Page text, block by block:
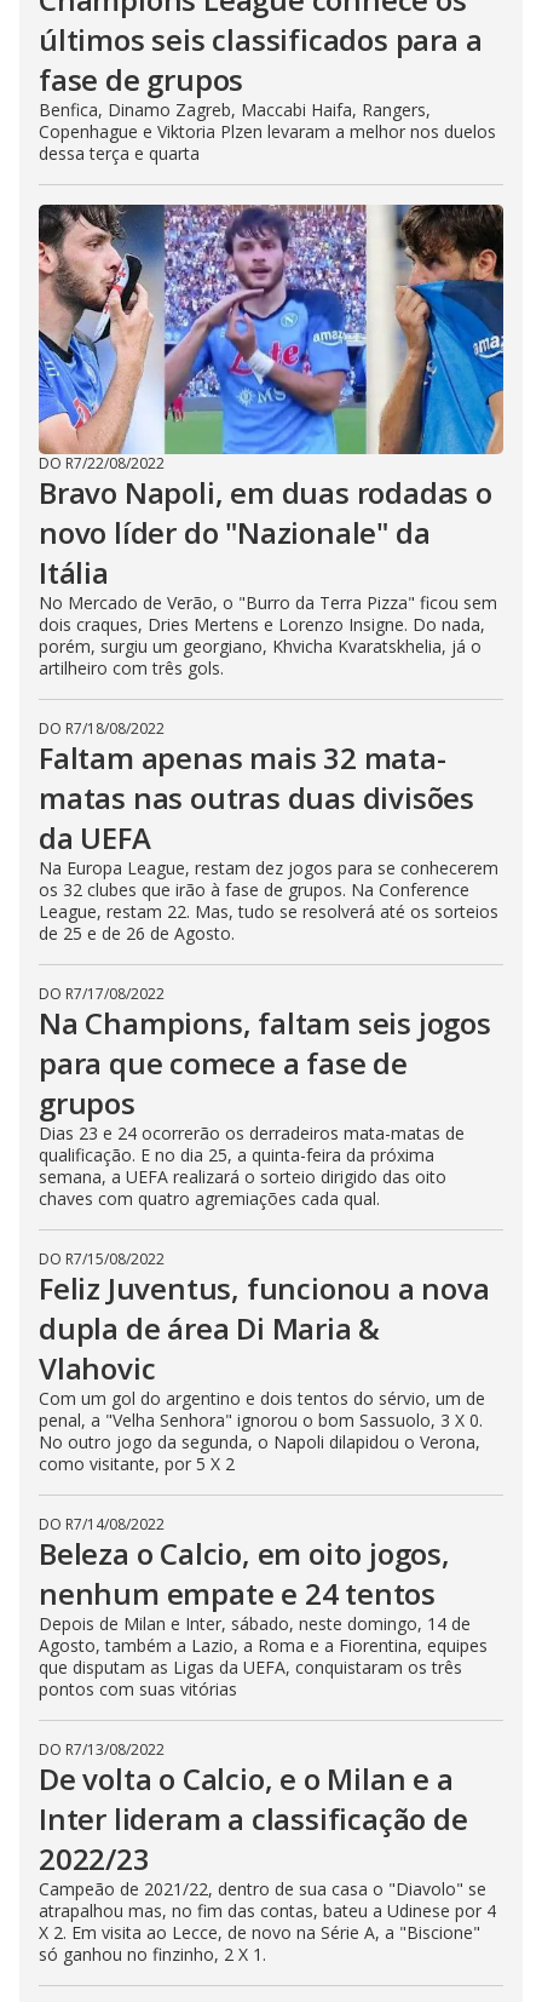
últimos seis classificados para a
fase de grupos
Benfica, Dinamo Zagreb, Maccabi Haifa, Rangers,
Copenhague e Viktoria Plzen levaram a melhor nos duelos
dessa terça e quarta
DO R7/22/08/2022
Bravo Napoli, em duas rodadas o
novo líder do "Nazionale" da
Itália
No Mercado de Verão, o "Burro da Terra Pizza" ficou sem
dois craques, Dries Mertens e Lorenzo Insigne. Do nada,
porém, surgiu um georgiano, Khvicha Kvaratskhelia, já o
artilheiro com três gols.
DO R7/18/08/2022
Faltam apenas mais 32 mata-
matas nas outras duas divisões
da UEFA
Na Europa League, restam dez jogos para se conhecerem
os 32 clubes que irão à fase de grupos. Na Conference
League, restam 22. Mas, tudo se resolverá até os sorteios
de 25 e de 26 de Agosto.
DO R7/17/08/2022
Na Champions, faltam seis jogos
para que comece a fase de
grupos
Dias 23 e 24 ocorrerão os derradeiros mata-matas de
qualificação. E no dia 25, a quinta-feira da próxima
semana, a UEFA realizará o sorteio dirigido das oito
chaves com quatro agremiações cada qual.
DO R7/15/08/2022
Feliz Juventus, funcionou a nova
dupla de área Di Maria &
Vlahovic
Com um gol do argentino e dois tentos do sérvio, um de
penal, a "Velha Senhora" ignorou o bom Sassuolo, 3 X 0.
No outro jogo da segunda, o Napoli dilapidou o Verona,
como visitante, por 5 X 2
DO R7/14/08/2022
Beleza o Calcio, em oito jogos,
nenhum empate e 24 tentos
Depois de Milan e Inter, sábado, neste domingo, 14 de
Agosto, também a Lazio, a Roma e a Fiorentina, equipes
que disputam as Ligas da UEFA, conquistaram os três
pontos com suas vitórias
DO R7/13/08/2022
De volta o Calcio, e o Milan e a
Inter lideram a classificação de
2022/23
Campeão de 2021/22, dentro de sua casa o "Diavolo" se
atrapalhou mas, no fim das contas, bateu a Udinese por 4
X 2. Em visita ao Lecce, de novo na Série A, a "Biscione"
só ganhou no finzinho, 2 X 1.